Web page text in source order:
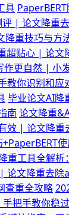
具
| 论文降重
降重技巧与方
超贴心 | 论文
作更自然 | 小
教你识别和
毕业论文AI降
南 论文降重
效 | 论文降重
重工具全解
论文降重去除
查重全攻略
把手教你稳